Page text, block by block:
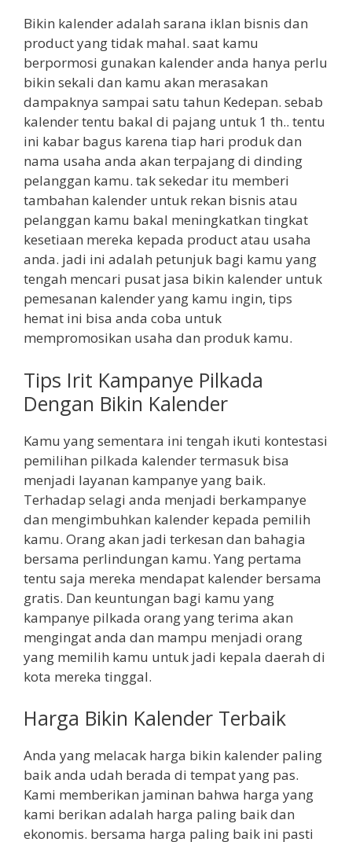
Bikin kalender adalah sarana iklan bisnis dan
product yang tidak mahal. saat kamu
berpormosi gunakan kalender anda hanya perlu
bikin sekali dan kamu akan merasakan
dampaknya sampai satu tahun Kedepan. sebab
kalender tentu bakal di pajang untuk 1 th.. tentu
ini kabar bagus karena tiap hari produk dan
nama usaha anda akan terpajang di dinding
pelanggan kamu. tak sekedar itu memberi
tambahan kalender untuk rekan bisnis atau
pelanggan kamu bakal meningkatkan tingkat
kesetiaan mereka kepada product atau usaha
anda. jadi ini adalah petunjuk bagi kamu yang
tengah mencari pusat jasa bikin kalender untuk
pemesanan kalender yang kamu ingin, tips
hemat ini bisa anda coba untuk
mempromosikan usaha dan produk kamu.
Tips Irit Kampanye Pilkada
Dengan Bikin Kalender
Kamu yang sementara ini tengah ikuti kontestasi
pemilihan pilkada kalender termasuk bisa
menjadi layanan kampanye yang baik.
Terhadap selagi anda menjadi berkampanye
dan mengimbuhkan kalender kepada pemilih
kamu. Orang akan jadi terkesan dan bahagia
bersama perlindungan kamu. Yang pertama
tentu saja mereka mendapat kalender bersama
gratis. Dan keuntungan bagi kamu yang
kampanye pilkada orang yang terima akan
mengingat anda dan mampu menjadi orang
yang memilih kamu untuk jadi kepala daerah di
kota mereka tinggal.
Harga Bikin Kalender Terbaik
Anda yang melacak harga bikin kalender paling
baik anda udah berada di tempat yang pas.
Kami memberikan jaminan bahwa harga yang
kami berikan adalah harga paling baik dan
ekonomis. bersama harga paling baik ini pasti